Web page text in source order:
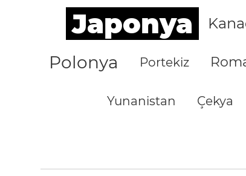
Japonya
Polonya Portekiz
Yunanistan Çekya